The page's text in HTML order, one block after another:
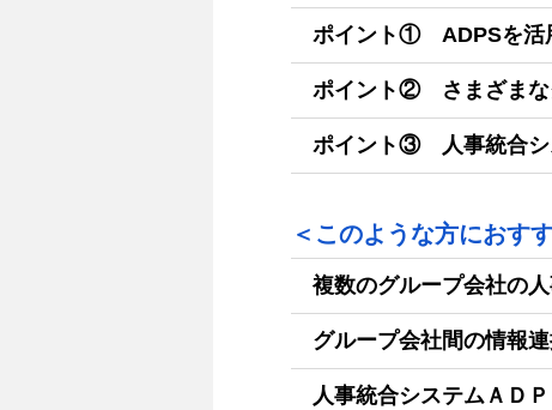
ポイント① ADPSを活
ポイント② さまざまな
ポイント③ 人事統合シ
＜このような方におす
複数のグループ会社の
グループ会社間の情報
人事統合システムＡＤ